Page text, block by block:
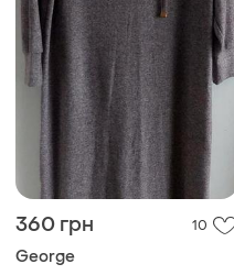
360 грн 10
George